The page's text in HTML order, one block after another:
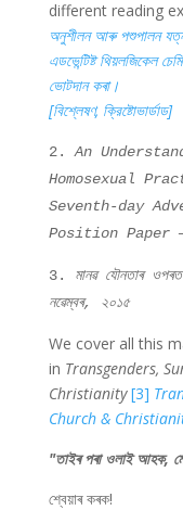
different reading
অনুশীলন আৰু পশুপালন
এডভেন্টিষ্ট থিয়লজিকেল
ভোটদান কৰা।
[বিশ্লেষণ, ক্রিষ্টোভাৰ্ডাড]
2.
An
Homosexual
Seventh-day
Position Paper
3.
মানৱ যৌনতাৰ
নৱেম্বৰ, ২০১৫
We cover all this
in Transgenders,
Christianity [3]
Church &
"তাইৰ পৰা ওলাই আহক,
শ্বেয়াৰ কৰক!